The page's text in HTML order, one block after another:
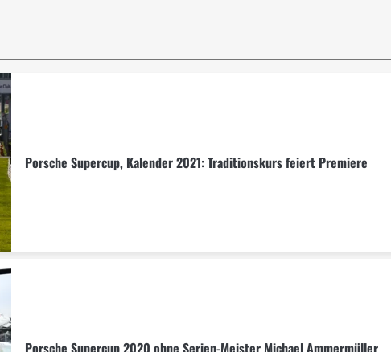
Porsche Supercup, Kalender 2021: Traditionskurs feiert Premiere
Porsche Supercup 2020 ohne Serien-Meister Michael Ammermüller